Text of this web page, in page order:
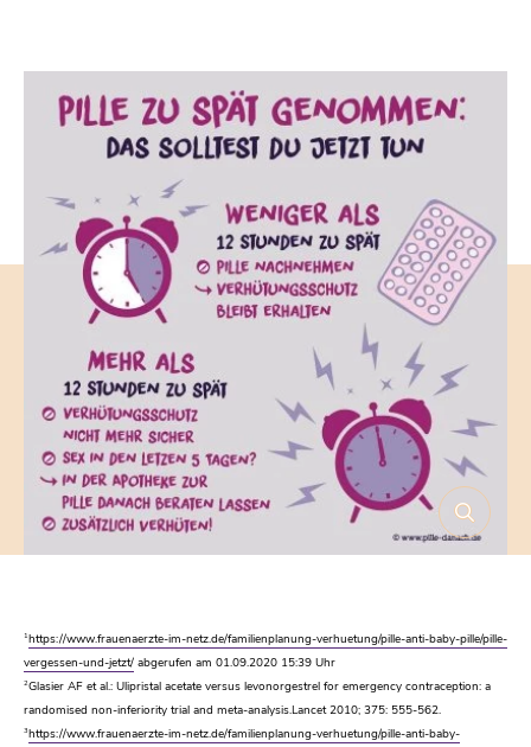
1https://www.frauenaerzte-im-netz.de/familienplanung-verhuetung/pille-anti-baby-pille/pille-
vergessen-und-jetzt/ abgerufen am 01.09.2020 15:39 Uhr
2Glasier AF et al.: Ulipristal acetate versus levonorgestrel for emergency contraception: a
randomised non-inferiority trial and meta-analysis.Lancet 2010; 375: 555-562.
3https://www.frauenaerzte-im-netz.de/familienplanung-verhuetung/pille-anti-baby-